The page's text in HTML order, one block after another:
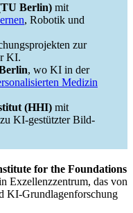
Berlin) mit
, Robotik und
zur
KI.
, wo KI in der
Medizin
(HHI) mit
KI-gestützter Bild-
for the Foundations
Exzellenzzentrum, das von
KI-Grundlagenforschung